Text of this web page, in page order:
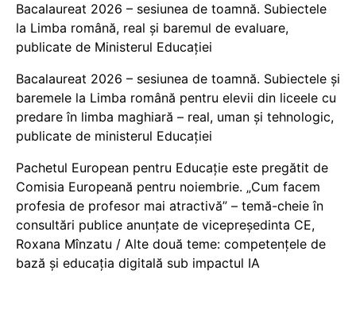
Bacalaureat 2026 – sesiunea de toamnă. Subiectele
la Limba română, real și baremul de evaluare,
publicate de Ministerul Educației
Bacalaureat 2026 – sesiunea de toamnă. Subiectele și
baremele la Limba română pentru elevii din liceele cu
predare în limba maghiară – real, uman și tehnologic,
publicate de ministerul Educației
Pachetul European pentru Educație este pregătit de
Comisia Europeană pentru noiembrie. „Cum facem
profesia de profesor mai atractivă” – temă-cheie în
consultări publice anunțate de vicepreședinta CE,
Roxana Mînzatu / Alte două teme: competențele de
bază și educația digitală sub impactul IA